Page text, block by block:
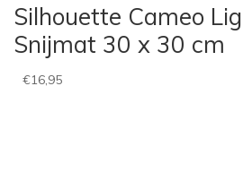
Silhouette Cameo
Snijmat 30 x 30 cm
€16,95